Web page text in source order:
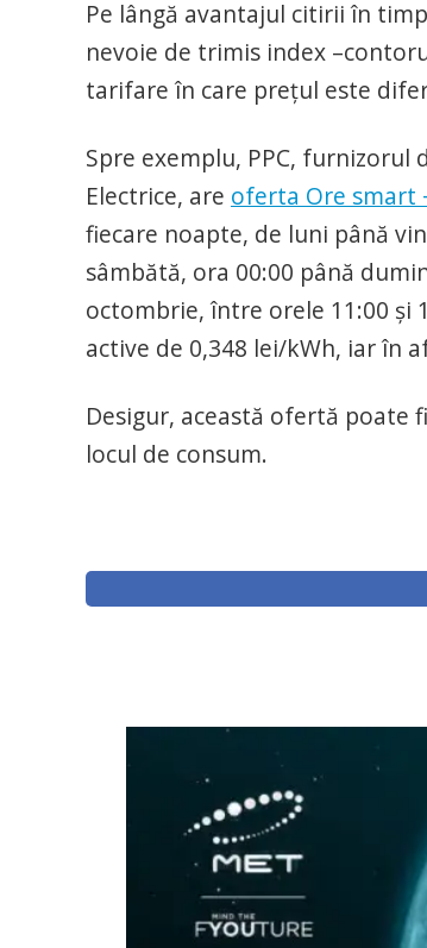
Pe lângă avantajul citirii în
nevoie de trimis index
tarifare în care prețul este
Spre exemplu, PPC, furnizorul
Electrice, are oferta Ore smart
fiecare noapte, de luni până
sâmbătă, ora 00:00 până
octombrie, între orele 11:00 și
active de 0,348 lei/kWh, iar în
Desigur, această ofertă poate
locul de consum.